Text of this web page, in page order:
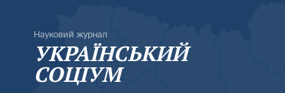
Науковий журнал
УКРАЇНСЬКИЙ
СОЦІУМ